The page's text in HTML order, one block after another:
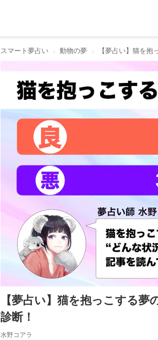
スマート夢占い 動物の夢 【夢占い】猫を
【夢占い】猫を抱っこする
診断！
水野コアラ